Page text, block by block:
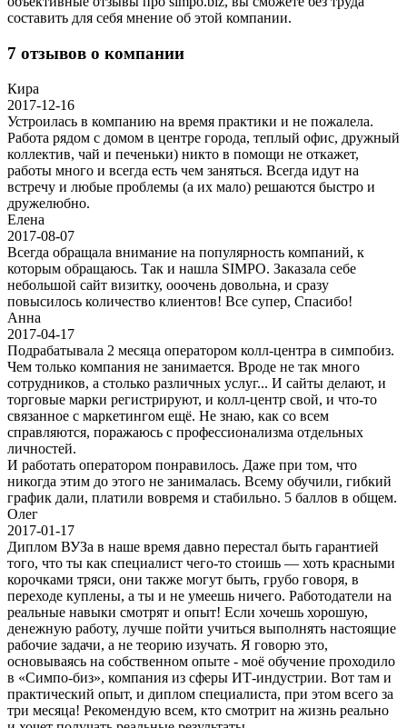
составить для себя мнение об этой компании.
7 отзывов о компании
Кира
2017-12-16
Устроилась в компанию на время практики и не пожалела.
Работа рядом с домом в центре города, теплый офис, дружный
коллектив, чай и печеньки) никто в помощи не откажет,
работы много и всегда есть чем заняться. Всегда идут на
встречу и любые проблемы (а их мало) решаются быстро и
дружелюбно.
Елена
2017-08-07
Всегда обращала внимание на популярность компаний, к
которым обращаюсь. Так и нашла SIMPO. Заказала себе
небольшой сайт визитку, ооочень довольна, и сразу
повысилось количество клиентов! Все супер, Спасибо!
Анна
2017-04-17
Подрабатывала 2 месяца оператором колл-центра в симпобиз.
Чем только компания не занимается. Вроде не так много
сотрудников, а столько различных услуг... И сайты делают, и
торговые марки регистрируют, и колл-центр свой, и что-то
связанное с маркетингом ещё. Не знаю, как со всем
справляются, поражаюсь с профессионализма отдельных
личностей.
И работать оператором понравилось. Даже при том, что
никогда этим до этого не занималась. Всему обучили, гибкий
график дали, платили вовремя и стабильно. 5 баллов в общем.
Олег
2017-01-17
Диплом ВУЗа в наше время давно перестал быть гарантией
того, что ты как специалист чего-то стоишь — хоть красными
корочками тряси, они также могут быть, грубо говоря, в
переходе куплены, а ты и не умеешь ничего. Работодатели на
реальные навыки смотрят и опыт! Если хочешь хорошую,
денежную работу, лучше пойти учиться выполнять настоящие
рабочие задачи, а не теорию изучать. Я говорю это,
основываясь на собственном опыте - моё обучение проходило
в «Симпо-биз», компания из сферы ИТ-индустрии. Вот там и
практический опыт, и диплом специалиста, при этом всего за
три месяца! Рекомендую всем, кто смотрит на жизнь реально